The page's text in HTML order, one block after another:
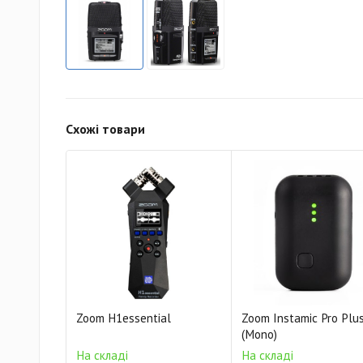
Схожі товари
Zoom H1essential
На складі
Zoom Instamic Pro
(Mono)
На складі